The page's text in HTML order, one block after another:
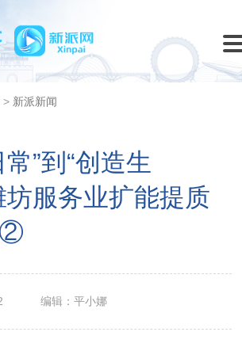
> 新派新闻
”到“创造生
服务业扩能提质
②
编辑：平小娜